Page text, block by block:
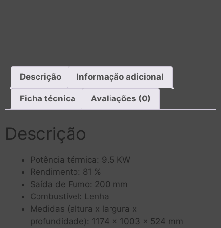
Descrição Informação adicional
Ficha técnica Avaliações (0)
Descrição
Potência térmica: 9.5 KW
Rendimento: 81 %
Saída de Fumo: 200 mm
Combustível: Lenha
Medidas (altura x largura x
profundidade): 1174 x 1003 x 524 mm